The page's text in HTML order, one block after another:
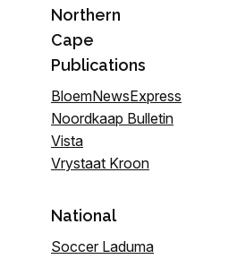
Northern
Cape
Publications
BloemNewsExpress
Noordkaap Bulletin
Vista
Vrystaat Kroon
National
Soccer Laduma